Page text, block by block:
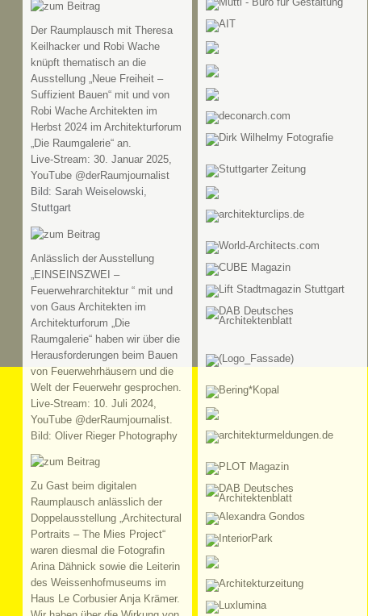
Der Raumplausch mit Theresa
Keilhacker und Robi Wache
knüpft thematisch an die
Ausstellung „Neue Freiheit –
Suffizient Bauen“ mit und von
Robi Wache Architekten im
Herbst 2024 im Architekturforum
„Die Raumgalerie“ an.
Live-Stream: 30. Januar 2025,
YouTube @derRaumjournalist
Bild: Sarah Weiselowski,
Stuttgart
Anlässlich der Ausstellung
„EINSEINSZWEI –
Feuerwehrarchitektur “ mit und
von Gaus Architekten im
Architekturforum „Die
Raumgalerie“ haben wir über die
Herausforderungen beim Bauen
von Feuerwehrhäusern und die
Welt der Feuerwehr gesprochen.
Live-Stream: 10. Juli 2024,
YouTube @derRaumjournalist.
Bild: Oliver Rieger Photography
Zu Gast beim digitalen
Raumplausch anlässlich der
Doppelausstellung „Architectural
Portraits – The Mies Project“
waren diesmal die Fotografin
Arina Dähnick sowie die Leiterin
des Weissenhofmuseums im
Haus Le Corbusier Anja Krämer.